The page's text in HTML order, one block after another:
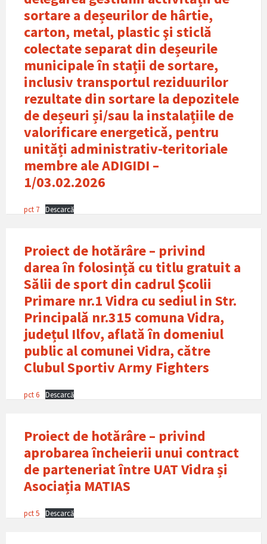
sortare a deșeurilor de hârtie,
carton, metal, plastic şi sticlǎ
colectate separat din deșeurile
municipale în stații de sortare,
inclusiv transportul reziduurilor
rezultate din sortare la depozitele
de deșeuri și/sau la instalațiile de
valorificare energeticǎ, pentru
unități administrativ-teritoriale
membre ale ADIGIDI –
1/03.02.2026
pct 7 Descarcă
Proiect de hotărâre – privind
darea în folosință cu titlu gratuit a
Sălii de sport din cadrul Școlii
Primare nr.1 Vidra cu sediul in Str.
Principalǎ nr.315 comuna Vidra,
județul Ilfov, aflată în domeniul
public al comunei Vidra, către
Clubul Sportiv Army Fighters
pct 6 Descarcă
Proiect de hotărâre – privind
aprobarea încheierii unui contract
de parteneriat între UAT Vidra și
Asociația MATIAS
pct 5 Descarcă